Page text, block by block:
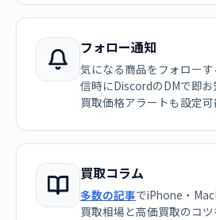
フォロー通知
気になる商品をフォロー
信時にDiscordのDMで即
買取価格アラートも設定可
買取コラム
多数の記事でiPhone・
買取相場と高価買取のコツ